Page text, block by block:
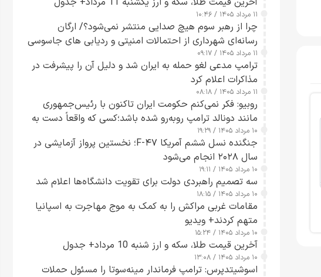
۱۱ مرداد ۱۴۰۵ / ۱۰:۴۶
چرا از رهبر سوم هیچ صدایی منتشر نمی‌شود؟/ ارگان
رسانه‌ای شهرداری از احتمالات امنیتی و ردیابی های جاسوسی
گفت
۱۱ مرداد ۱۴۰۵ / ۰۹:۱۷
ترامپ مدعی لغو حمله به ایران شد و دلیل آن را پیشرفت در
مذاکرات اعلام کرد
۱۱ مرداد ۱۴۰۵ / ۰۸:۱۸
روبیو: فکر نمی‌کنم حکومت ایران تاکنون با رئیس‌جمهوری
مانند دونالد ترامپ روبه‌رو شده باشد؛کسی که واقعاً دست به
اقدام می‌زند
۱۰ مرداد ۱۴۰۵ / ۱۹:۲۹
جنگنده نسل ششم آمریکا F-۴۷؛ نخستین پرواز آزمایشی در
سال ۲۰۲۸ انجام می‌شود
۱۰ مرداد ۱۴۰۵ / ۱۹:۱۱
سه تصمیم راهبردی دولت برای تقویت دانشگاه‌ها اعلام شد
۱۰ مرداد ۱۴۰۵ / ۱۸:۱۵
مقامات غربی مراکش را به کمک به موج مهاجرت به اسپانیا
متهم کردند+ ویدیو
۱۰ مرداد ۱۴۰۵ / ۱۵:۲۴
آخرین قیمت طلا، سکه و ارز شنبه 10 مرداد+ جدول
۱۰ مرداد ۱۴۰۵ / ۱۳:۰۸
اسوشیتدپرس: ترامپ فرماندار مینه‌سوتا را مسئول حملات